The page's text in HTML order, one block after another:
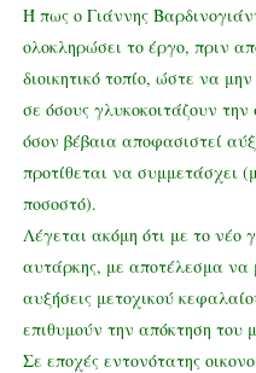
Ή πως ο Γιάννης
ολοκληρώσει το έργο, πριν
διοικητικό τοπίο, ώστε να
σε όσους γλυκοκοιτάζουν
όσον βέβαια αποφασιστεί
προτίθεται να συμμετάσχει
ποσοστό).
Λέγεται ακόμη ότι με το νέο
αυτάρκης, με αποτέλεσμα να
αυξήσεις μετοχικού
επιθυμούν την απόκτηση του
Σε εποχές εντονότατης